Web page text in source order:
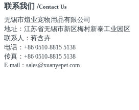
联系我们 /Contact Us
无锡市煊业宠物用品有限公司
地址：江苏省无锡市新区梅村新泰工业园区
联系人：蒋含卉
电话： +86 0510-8815 5138
传真： +86 0510-8815 5138
E-mail：sales@xuanyepet.com